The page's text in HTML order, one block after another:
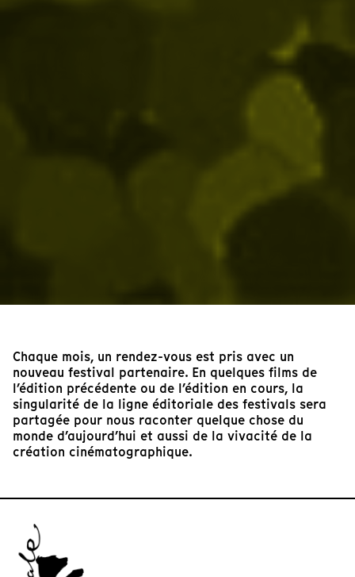
Chaque mois, un rendez-vous est pris avec un
nouveau festival partenaire. En quelques films de
l’édition précédente ou de l’édition en cours, la
singularité de la ligne éditoriale des festivals sera
partagée pour nous raconter quelque chose du
monde d’aujourd’hui et aussi de la vivacité de la
création cinématographique.